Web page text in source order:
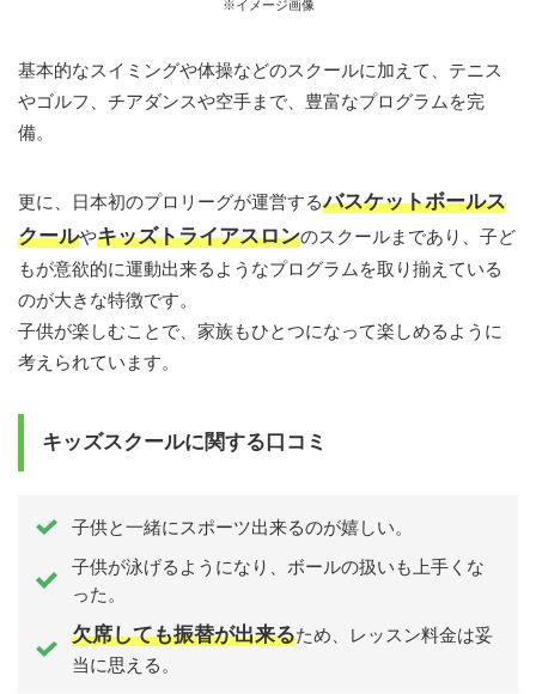
※イメージ画像
基本的なスイミングや体操などのスクールに加えて、テニス
やゴルフ、チアダンスや空手まで、豊富なプログラムを完
備。
更に、日本初のプロリーグが運営するバスケットボールス
クールやキッズトライアスロンのスクールまであり、子ど
もが意欲的に運動出来るようなプログラムを取り揃えている
のが大きな特徴です。
子供が楽しむことで、家族もひとつになって楽しめるように
考えられています。
キッズスクールに関する口コミ
子供と一緒にスポーツ出来るのが嬉しい。
子供が泳げるようになり、ボールの扱いも上手くな
った。
欠席しても振替が出来るため、レッスン料金は妥
当に思える。